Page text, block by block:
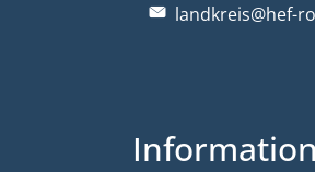
landkreis@hef-